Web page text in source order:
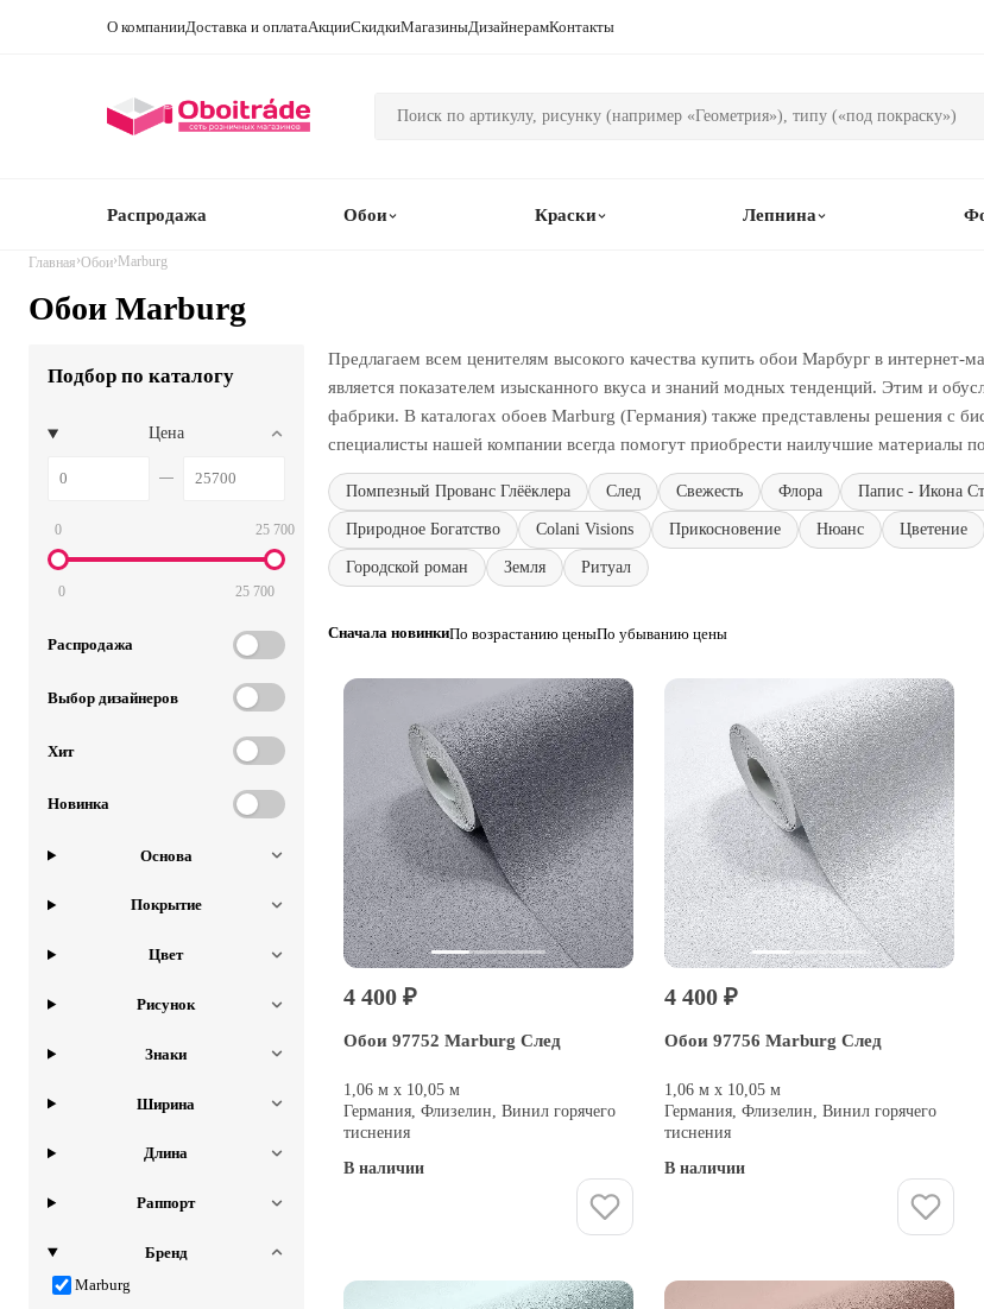
О компанииДоставка и оплатаАкцииСкидкиМагазиныДизайнерамКонтакты
Распродажа Обои Краски Лепнина
Главная›Обои› Marburg
Обои Marburg
Подбор по каталогу
Цена
0 25 700
0 25 700
Распродажа
Выбор дизайнеров
Хит
Новинка
Основа
Покрытие
Цвет
Рисунок
Знаки
Ширина
Длина
Раппорт
Бренд
Marburg
Предлагаем всем ценителям высокого качества купить обои Марбург в
является показателем изысканного вкуса и знаний модных тенденций. Этим и
фабрики. В каталогах обоев Marburg (Германия) также представлены решения с
специалисты нашей компании всегда помогут приобрести наилучшие материалы
Помпезный Прованс Глёёклера След Свежесть Флора Папис - Икона
Природное Богатство Colani Visions Прикосновение Нюанс Цветение
Городской роман Земля Ритуал
Сначала новинкиПо возрастанию ценыПо убыванию цены
4 400 ₽
Обои 97752 Marburg След
1,06 м х 10,05 м
Германия, Флизелин, Винил горячего
тиснения
В наличии
4 400 ₽
Обои 97756 Marburg След
1,06 м х 10,05 м
Германия, Флизелин, Винил горячего
тиснения
В наличии